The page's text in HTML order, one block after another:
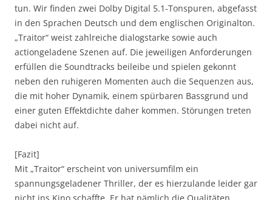
tun. Wir finden zwei Dolby Digital 5.1-Tonspuren, abgefasst
in den Sprachen Deutsch und dem englischen Originalton.
„Traitor“ weist zahlreiche dialogstarke sowie auch
actiongeladene Szenen auf. Die jeweiligen Anforderungen
erfüllen die Soundtracks beileibe und spielen gekonnt
neben den ruhigeren Momenten auch die Sequenzen aus,
die mit hoher Dynamik, einem spürbaren Bassgrund und
einer guten Effektdichte daher kommen. Störungen treten
dabei nicht auf.
[Fazit]
Mit „Traitor“ erscheint von universumfilm ein
spannungsgeladener Thriller, der es hierzulande leider gar